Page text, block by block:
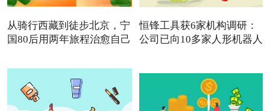
从骑行西藏到徒步北京，宁
国80后用两年旅程治愈自己
恒锋工具获6家机构调研：
公司已向10多家人形机器人